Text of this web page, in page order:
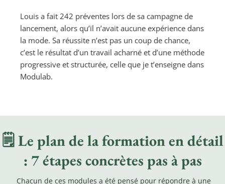
Louis a fait 242 préventes lors de sa campagne de
lancement, alors qu’il n’avait aucune expérience dans
la mode. Sa réussite n’est pas un coup de chance,
c’est le résultat d’un travail acharné et d’une méthode
progressive et structurée, celle que je t’enseigne dans
Modulab.
🗒 Le plan de la formation en détail
: 7 étapes concrètes pas à pas
Chacun de ces modules a été pensé pour répondre à une